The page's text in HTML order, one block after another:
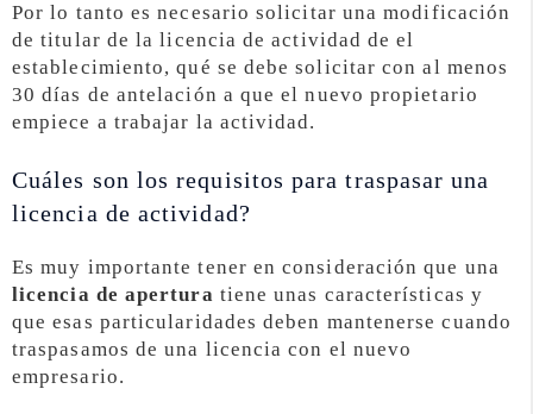
Por lo tanto es necesario solicitar una modificación
de titular de la licencia de actividad de el
establecimiento, qué se debe solicitar con al menos
30 días de antelación a que el nuevo propietario
empiece a trabajar la actividad.
Cuáles son los requisitos para traspasar una
licencia de actividad?
Es muy importante tener en consideración que una
licencia de apertura tiene unas características y
que esas particularidades deben mantenerse cuando
traspasamos de una licencia con el nuevo
empresario.